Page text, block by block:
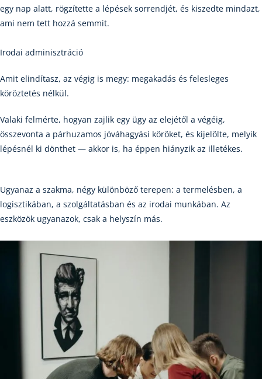
egy nap alatt, rögzítette a lépések sorrendjét, és kiszedte mindazt,
ami nem tett hozzá semmit.
Irodai adminisztráció
Amit elindítasz, az végig is megy: megakadás és felesleges
köröztetés nélkül.
Valaki felmérte, hogyan zajlik egy ügy az elejétől a végéig,
összevonta a párhuzamos jóváhagyási köröket, és kijelölte, melyik
lépésnél ki dönthet — akkor is, ha éppen hiányzik az illetékes.
Ugyanaz a szakma, négy különböző terepen: a termelésben, a
logisztikában, a szolgáltatásban és az irodai munkában. Az
eszközök ugyanazok, csak a helyszín más.